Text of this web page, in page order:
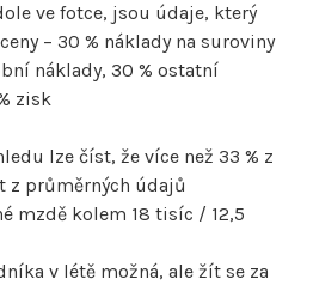
ve fotce, jsou údaje, který
– 30 % náklady na suroviny
náklady, 30 % ostatní
zisk
lze číst, že více než 33 % z
průměrných údajů
mzdě kolem 18 tisíc / 12,5
v létě možná, ale žít se za